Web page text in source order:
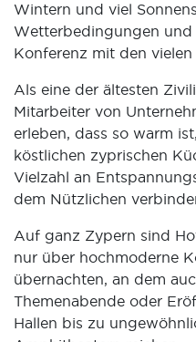
Wintern und viel
Wetterbedingungen und
Konferenz mit den
Als eine der ältesten
Mitarbeiter von
erleben, dass so warm
köstlichen zyprischen
Vielzahl an
dem Nützlichen
Auf ganz Zypern sind
nur über hochmoderne
übernachten, an dem
Themenabende oder
Hallen bis zu